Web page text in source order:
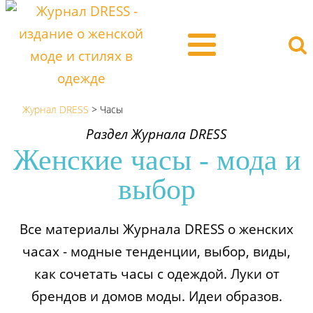
Журнал DRESS > Часы
Раздел Журнала DRESS
Женские часы - мода и
выбор
Все материалы Журнала DRESS о женских
часах - модные тенденции, выбор, виды,
как сочетать часы с одеждой. Луки от
брендов и домов моды. Идеи образов.